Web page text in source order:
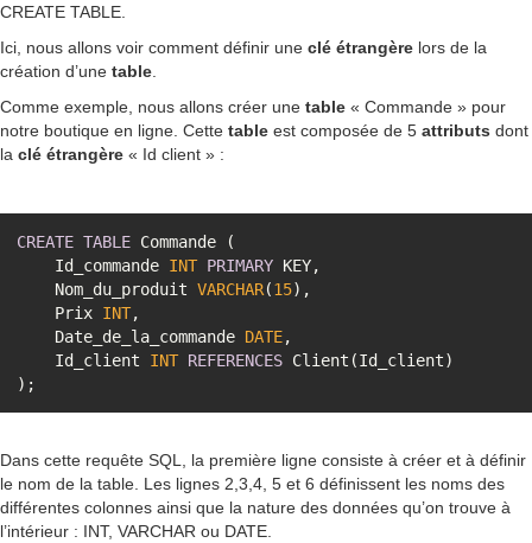
CREATE TABLE.
Ici, nous allons voir comment définir une clé étrangère lors de la
création d’une table
Comme exemple, nous allons créer une table « Commande » pour
notre boutique en ligne. Cette table est composée de 5 attributs dont
la clé étrangère « Id client » :
CREATE TABLE
    Id_commande
INT PRIMARY
    Nom_du_produit
VARCHAR(15
    Prix
INT
    Date_de_la_commande
DATE
    Id_client
INT REFERENCES
Dans cette requête SQL, la première ligne consiste à créer et à définir
le nom de la table. Les lignes 2,3,4, 5 et 6 définissent les noms des
différentes colonnes ainsi que la nature des données qu’on trouve à
l’intérieur : INT, VARCHAR ou DATE.